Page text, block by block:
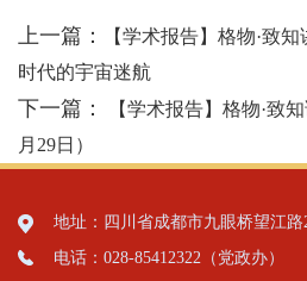
上一篇：
【学术报告】格物·致
时代的宇宙迷航
下一篇：
【学术报告】格物·致
月29日）
地址：四川省成都市九眼桥望江路
电话：028-85412322（党政办）